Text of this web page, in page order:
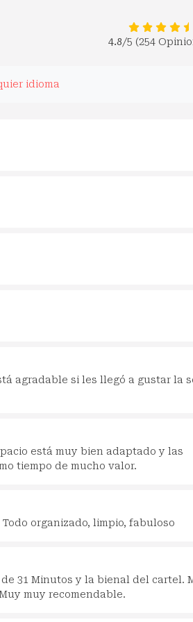
4.8/5 (254
idioma
agradable si les llegó a gustar la
está muy bien adaptado y las
tiempo de mucho valor.
organizado, limpio, fabuloso
31 Minutos y la bienal del cartel.
muy recomendable.